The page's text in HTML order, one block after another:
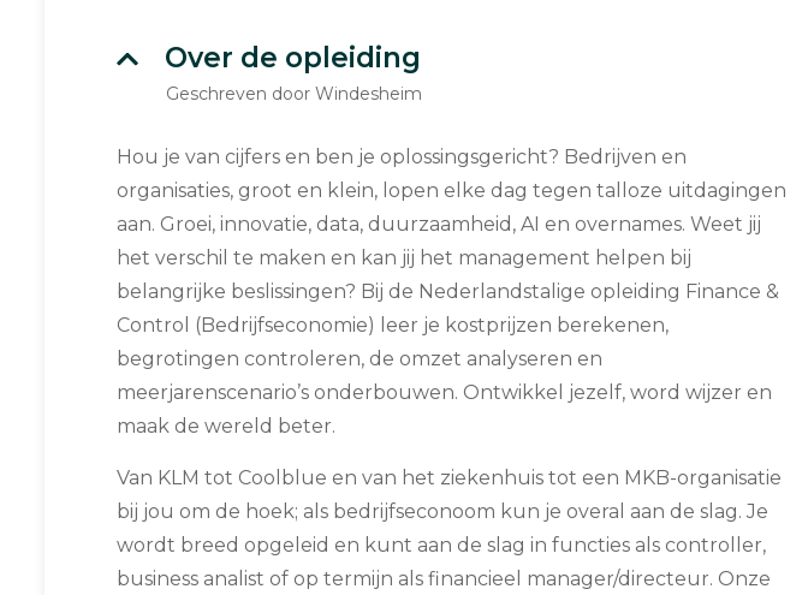
Over de opleiding
Geschreven door Windesheim
Hou je van cijfers en ben je oplossingsgericht? Bedrijven en
organisaties, groot en klein, lopen elke dag tegen talloze uitdagingen
aan. Groei, innovatie, data, duurzaamheid, AI en overnames. Weet jij
het verschil te maken en kan jij het management helpen bij
belangrijke beslissingen? Bij de Nederlandstalige opleiding Finance &
Control (Bedrijfseconomie) leer je kostprijzen berekenen,
begrotingen controleren, de omzet analyseren en
meerjarenscenario’s onderbouwen. Ontwikkel jezelf, word wijzer en
maak de wereld beter.
Van KLM tot Coolblue en van het ziekenhuis tot een MKB-organisatie
bij jou om de hoek; als bedrijfseconoom kun je overal aan de slag. Je
wordt breed opgeleid en kunt aan de slag in functies als controller,
business analist of op termijn als financieel manager/directeur. Onze